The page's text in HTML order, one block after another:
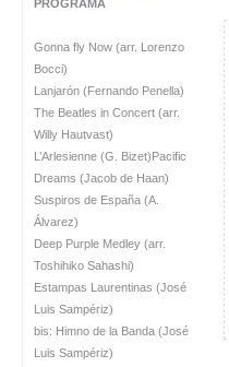
PROGRAMA
Gonna fly Now (arr. Lorenzo
Bocci)
Lanjarón (Fernando Penella)
The Beatles in Concert (arr.
Willy Hautvast)
L’Arlesienne (G. Bizet)Pacific
Dreams (Jacob de Haan)
Suspiros de España (A.
Álvarez)
Deep Purple Medley (arr.
Toshihiko Sahashi)
Estampas Laurentinas (José
Luis Sampériz)
bis: Himno de la Banda (José
Luis Sampériz)